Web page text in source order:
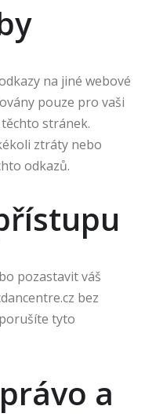
na jiné webové
pouze pro vaši
stránek.
ztráty nebo
odkazů.
pozastavit váš
bez
tyto
a